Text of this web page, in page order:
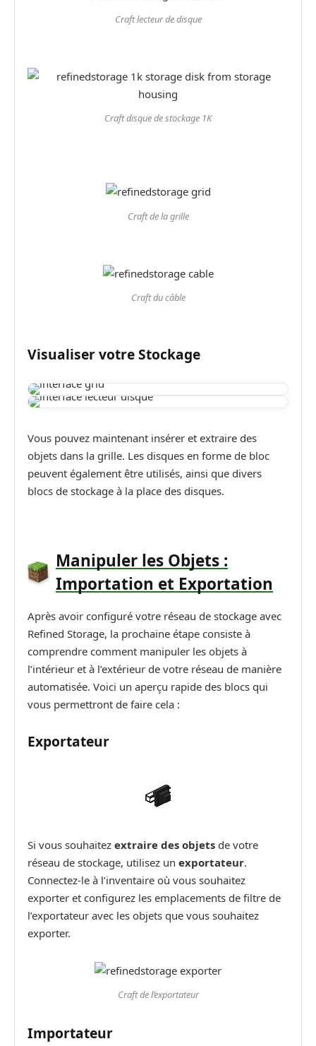
Craft lecteur de disque
Craft disque de stockage 1K
Craft de la grille
Craft du câble
Visualiser votre Stockage
Vous pouvez maintenant insérer et extraire des
objets dans la grille. Les disques en forme de bloc
peuvent également être utilisés, ainsi que divers
blocs de stockage à la place des disques.
Manipuler les Objets :
Importation et Exportation
Après avoir configuré votre réseau de stockage avec
Refined Storage, la prochaine étape consiste à
comprendre comment manipuler les objets à
l’intérieur et à l’extérieur de votre réseau de manière
automatisée. Voici un aperçu rapide des blocs qui
vous permettront de faire cela :
Exportateur
Si vous souhaitez extraire des objets de votre
réseau de stockage, utilisez un exportateur.
Connectez-le à l’inventaire où vous souhaitez
exporter et configurez les emplacements de filtre de
l’exportateur avec les objets que vous souhaitez
exporter.
Craft de l’exportateur
Importateur